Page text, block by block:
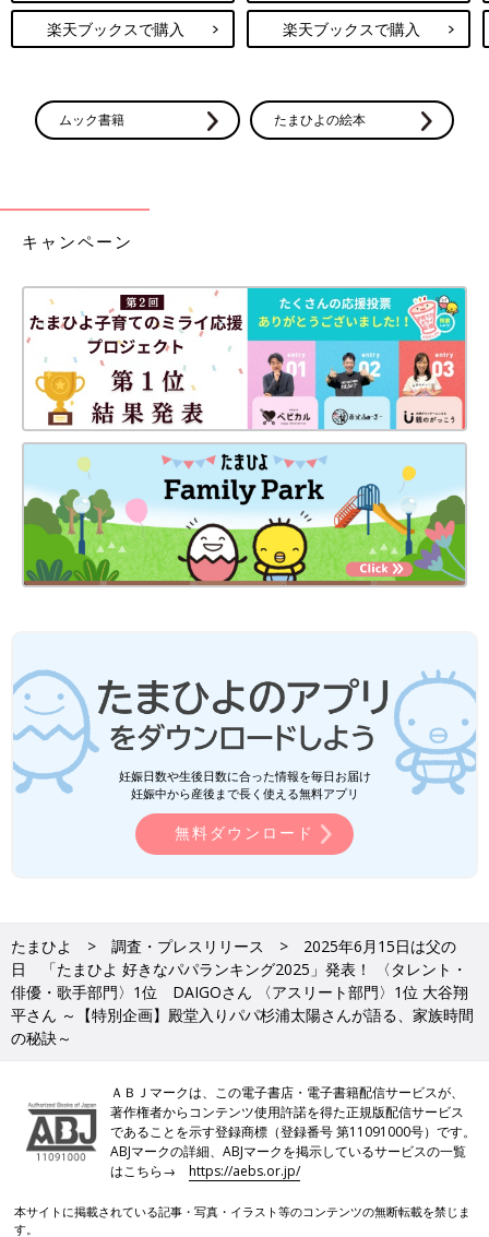
楽天ブックスで購入 楽天ブックスで購入
ムック書籍 たまひよの絵本
キャンペーン
妊娠日数や生後日数に合った情報を毎日お届け
妊娠中から産後まで長く使える無料アプリ
無料ダウンロード
たまひよ 調査・プレスリリース
2025年6月15日は父の
日 「たまひよ 好きなパパランキング2025」発表！ 〈タレント・
俳優・歌手部門〉1位 DAIGOさん 〈アスリート部門〉1位 大谷翔
平さん ～【特別企画】殿堂入りパパ杉浦太陽さんが語る、家族時間
の秘訣～
ＡＢＪマークは、この電子書店・電子書籍配信サービスが、
著作権者からコンテンツ使用許諾を得た正規版配信サービス
であることを示す登録商標（登録番号 第11091000号）です。
ABJマークの詳細、ABJマークを掲示しているサービスの一覧
はこちら→https://aebs.or.jp/
本サイトに掲載されている記事・写真・イラスト等のコンテンツの無断転載を禁じま
す。